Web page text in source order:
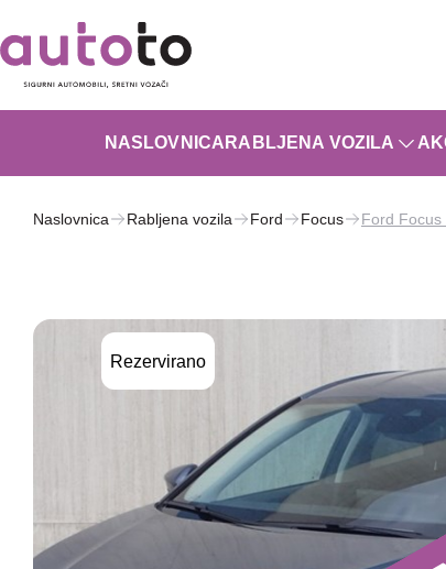
NASLOVNICA RABLJENA VOZILA
Naslovnica Rabljena vozila Ford Focus Ford Focus
Rezervirano